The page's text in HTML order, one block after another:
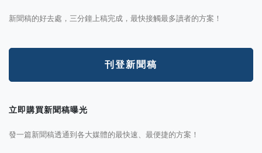
新聞稿的好去處，三分鐘上稿完成，最快接觸最多讀者的方案！
刊登新聞稿
立即購買新聞稿曝光
發一篇新聞稿透通到各大媒體的最快速、最便捷的方案！